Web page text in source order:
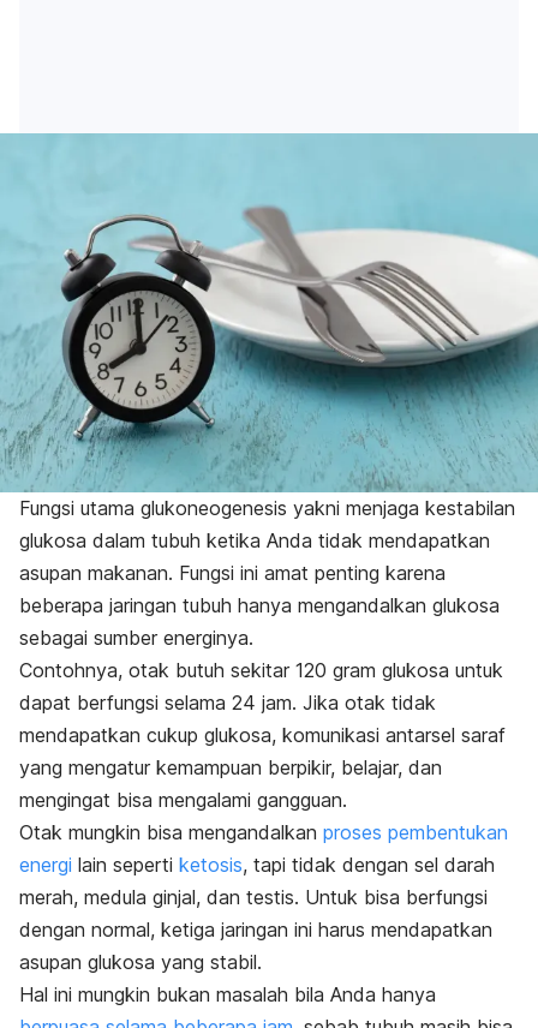
Fungsi utama glukoneogenesis yakni menjaga kestabilan
glukosa dalam tubuh ketika Anda tidak mendapatkan
asupan makanan. Fungsi ini amat penting karena
beberapa jaringan tubuh hanya mengandalkan glukosa
sebagai sumber energinya.
Contohnya, otak butuh sekitar 120 gram glukosa untuk
dapat berfungsi selama 24 jam. Jika otak tidak
mendapatkan cukup glukosa, komunikasi antarsel saraf
yang mengatur kemampuan berpikir, belajar, dan
mengingat bisa mengalami gangguan.
Otak mungkin bisa mengandalkan proses pembentukan
energi lain seperti ketosis, tapi tidak dengan sel darah
merah, medula ginjal, dan testis. Untuk bisa berfungsi
dengan normal, ketiga jaringan ini harus mendapatkan
asupan glukosa yang stabil.
Hal ini mungkin bukan masalah bila Anda hanya